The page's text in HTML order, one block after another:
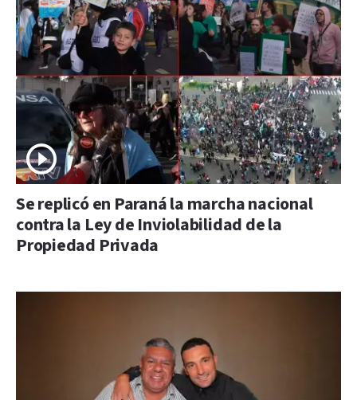
Se replicó en Paraná la marcha nacional
contra la Ley de Inviolabilidad de la
Propiedad Privada